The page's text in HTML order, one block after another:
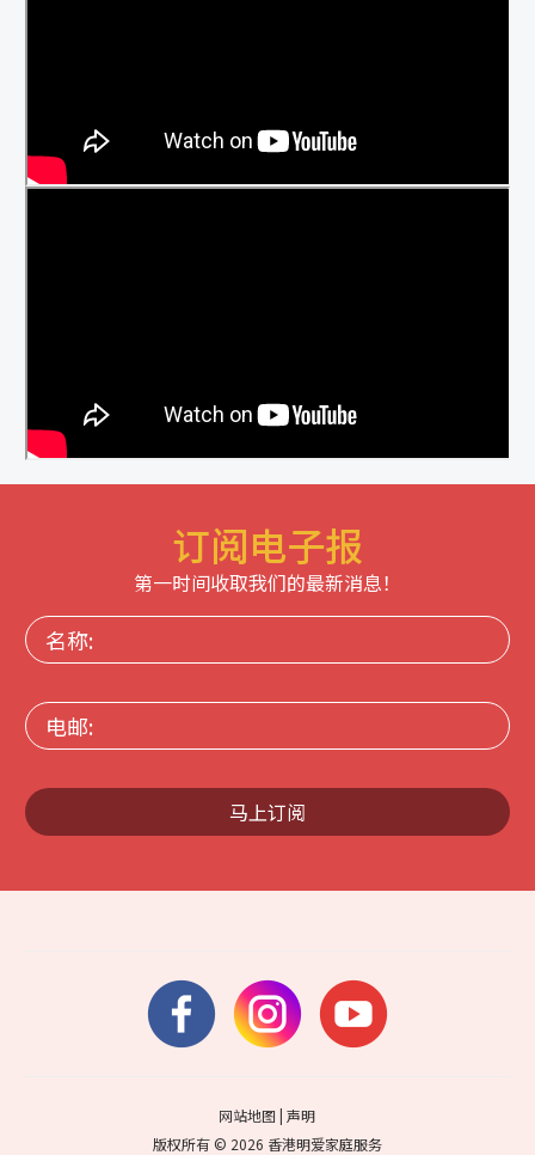
订阅电子报
第一时间收取我们的最新消息！
名
称:
电
邮:
马上订阅
网站地图 |声明
版权所有 © 2026 香港明爱家庭服务